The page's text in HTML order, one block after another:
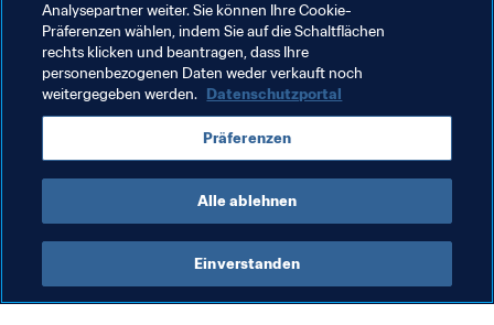
Verwandte Themen
FIFA Frauen-Weltmeisterschaft Australien &
Neuseeland 2023™
Australia New Zealand
Analysepartner weiter. Sie können Ihre Cookie-
Präferenzen wählen, indem Sie auf die Schaltflächen
rechts klicken und beantragen, dass Ihre
personenbezogenen Daten weder verkauft noch
weitergegeben werden. Datenschutzportal
Präferenzen
Alle ablehnen
Einverstanden